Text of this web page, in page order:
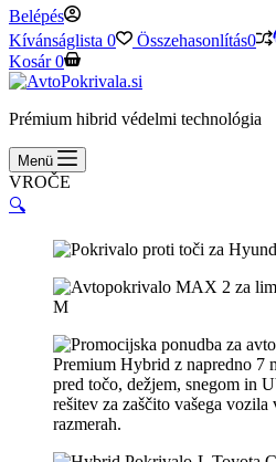
Belépés
Kívánságlista 0 Összehasonlítás0
Kosár 0
Prémium hibrid védelmi technológia
Menü
VROČE
🔍